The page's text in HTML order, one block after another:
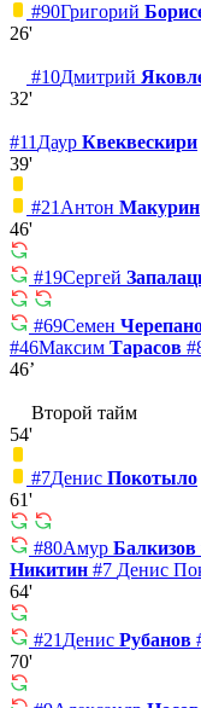
#90Григорий
26'
#10Дмитрий
32'
#11 Даур Квеквескири
39'
#21 Антон Макурин
46'
#19Сергей
#69Семен
#46Максим Тарасов
46’
Второй тайм
54'
#7Денис Покотыло
61'
#80Амур Балкизов
Никитин #7 Денис
64'
#21 Денис Рубанов
70'